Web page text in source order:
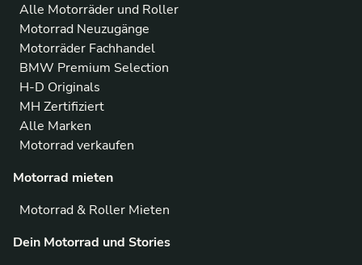
Alle Motorräder und Roller
Motorrad Neuzugänge
Motorräder Fachhandel
BMW Premium Selection
H-D Originals
MH Zertifiziert
Alle Marken
Motorrad verkaufen
Motorrad mieten
Motorrad & Roller Mieten
Dein Motorrad und Stories